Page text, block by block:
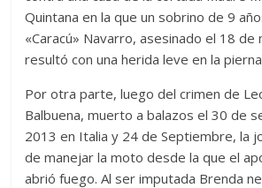
Quintana en la que un sobrino de 9
«Caracú» Navarro, asesinado el 18 de
resultó con una herida leve en la
Por otra parte, luego del crimen de
Balbuena, muerto a balazos el 30 de
2013 en Italia y 24 de Septiembre, la
de manejar la moto desde la que el
abrió fuego. Al ser imputada Brenda